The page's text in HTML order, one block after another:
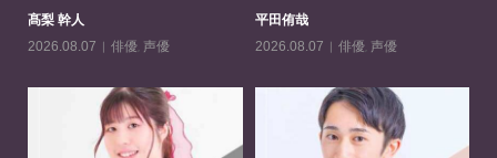
髙梨 幹人
2026.08.07
俳優, 声優
平田侑哉
2026.08.07
俳優, 声優